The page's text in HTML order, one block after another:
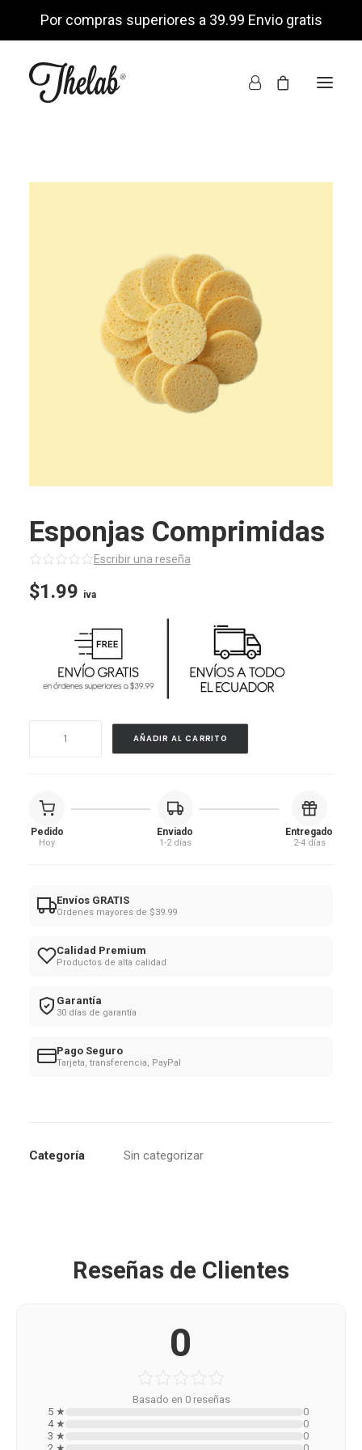
Por compras superiores a 39.99 Envio gratis
INICIO
Esponjas Comprimidas
Escribir una reseña
$1.99 iva
AÑADIR AL CARRITO
Pedido
Hoy
Enviado
1-2 días
Entregado
2-4 días
Envíos GRATIS
Ordenes mayores de $39.99
Calidad Premium
Productos de alta calidad
Garantía
30 días de garantía
Pago Seguro
Tarjeta, transferencia, PayPal
Categoría Sin categorizar
Reseñas de Clientes
0
Basado en 0 reseñas
5 ★
0
4 ★
0
3 ★
0